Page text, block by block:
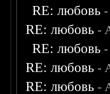
RE: любовь
RE: любовь -
RE: любовь
RE: любовь -
RE: любовь -